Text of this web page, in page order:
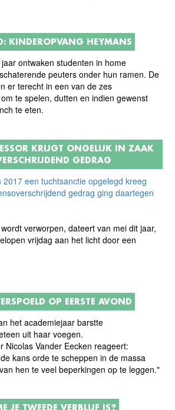
KINDEROPVANG HEYMANS
ontwaken studenten in home
peuters onder hun ramen. De
er terecht in een van de zes
te spelen, dutten en indien gewenst
te eten.
KRIJGT ONGELIJK IN ZAAK
GEDRAG
2017 een tuchtsanctie opgelegd kreeg
gedrag ging daartegen
verworpen, dateert van mei dit jaar,
vrijdag aan het licht door een
OP EERSTE AVOND
het academiejaar barstte
uit haar voegen.
Nicolas Vander Eecken reageert:
kans orde te scheppen in de massa
hen te veel beperkingen op te leggen."
JE TWEEDE VERBLIJF IS?